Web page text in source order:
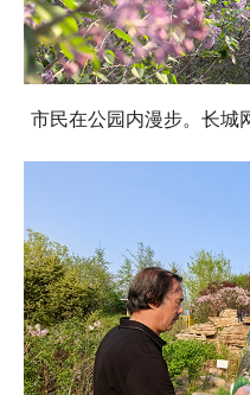
市民在公园内漫步。长